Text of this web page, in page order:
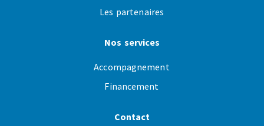
Les partenaires
Nos services
Accompagnement
Financement
Contact